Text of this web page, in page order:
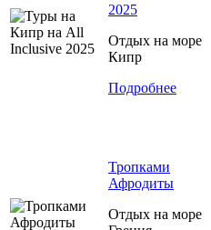
2025
Отдых на море
Кипр
Подробнее
Тропками
Афродиты
Отдых на море